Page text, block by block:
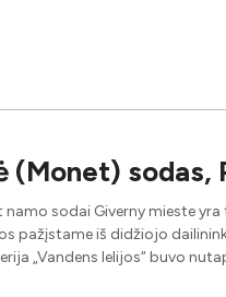
(Monet) sodas,
namo sodai Giverny mieste
pažįstame iš didžiojo
„Vandens lelijos“ buvo